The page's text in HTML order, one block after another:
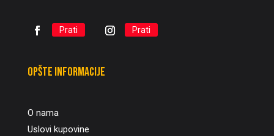
Prati Prati
Opšte informacije
O nama
Uslovi kupovine